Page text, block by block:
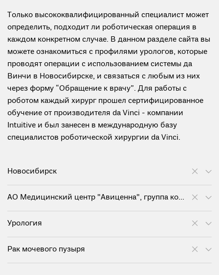
Только высококвалифицированный специалист может
определить, подходит ли роботическая операция в
каждом конкретном случае. В данном разделе сайта вы
можете ознакомиться с профилями урологов, которые
проводят операции с использованием системы да
Винчи в Новосибирске, и связаться с любым из них
через форму “Обращение к врачу”. Для работы с
роботом каждый хирург прошел сертифицированное
обучение от производителя da Vinci - компании
Intuitive и был занесен в международную базу
специалистов роботической хирургии da Vinci.
Новосибирск
АО Медицинский центр "Авиценна", группа компаний "Мать и дитя"
Урология
Рак мочевого пузыря